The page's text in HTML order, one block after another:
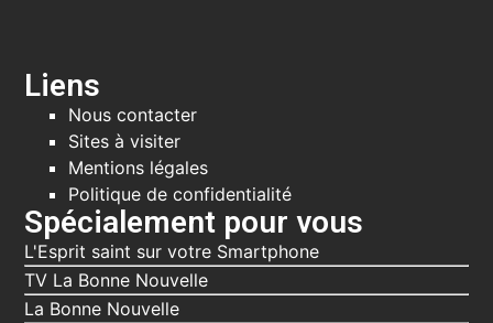
Liens
Nous contacter
Sites à visiter
Mentions légales
Politique de confidentialité
Spécialement pour vous
L'Esprit saint sur votre Smartphone
TV La Bonne Nouvelle
La Bonne Nouvelle